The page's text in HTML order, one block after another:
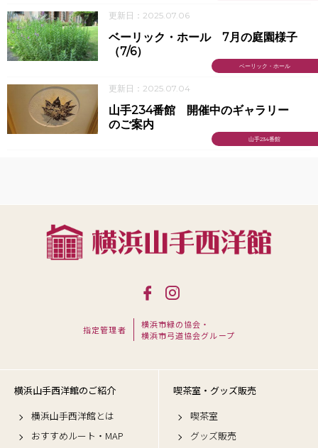
更新日：2025.07.06
ベーリック・ホール
ベーリック・ホール 7月の庭園様子
（7/6）
更新日：2025.07.04
山手234番館
山手234番館 開催中のギャラリー
のご案内
指定管理者
横浜市緑の協会・
横浜市弓道協会グループ
横浜山手西洋館のご紹介
横浜山手西洋館とは
おすすめルート・MAP
喫茶室・グッズ販売
喫茶室
グッズ販売